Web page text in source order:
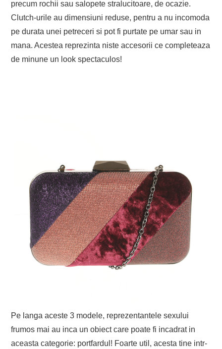
precum rochii sau salopete stralucitoare, de ocazie.
Clutch-urile au dimensiuni reduse, pentru a nu incomoda
pe durata unei petreceri si pot fi purtate pe umar sau in
mana. Acestea reprezinta niste accesorii ce completeaza
de minune un look spectaculos!
Pe langa aceste 3 modele, reprezentantele sexului
frumos mai au inca un obiect care poate fi incadrat in
aceasta categorie: portfardul! Foarte util, acesta tine intr-